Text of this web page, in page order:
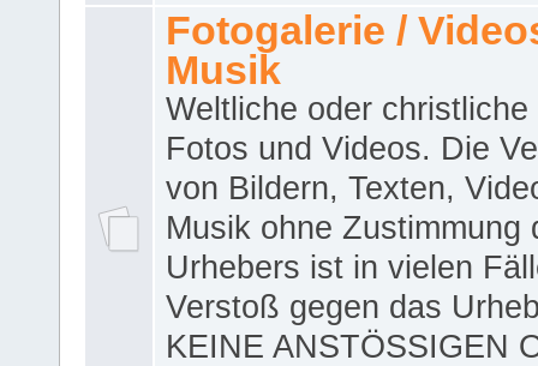
Fotogalerie /
Musik
Weltliche oder christliche
Fotos und Videos. Die
von Bildern, Texten,
Musik ohne Zustimmung
Urhebers ist in vielen
Verstoß gegen das
KEINE ANSTÖSSIGEN